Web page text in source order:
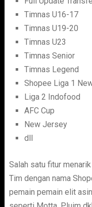
Timnas U16-17
Timnas U19-20
Timnas U23
Timnas Senior
Timnas Legend
Shopee Liga 1
Liga 2 Indofood
AFC Cup
New Jersey
dll
Salah satu fitur
Tim dengan nama
pemain pemain elit